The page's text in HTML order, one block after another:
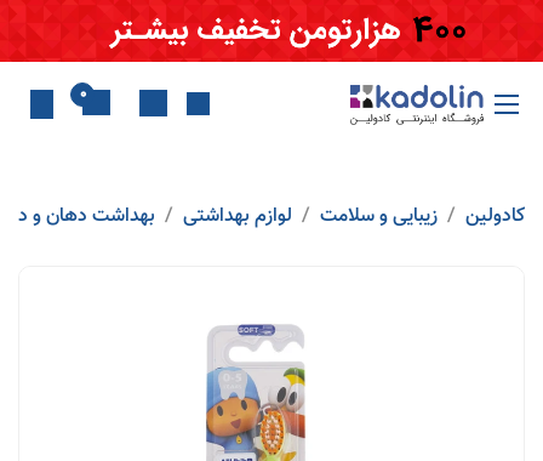
Skip to Content
0
کادولین زیبایی و سلامت لوازم بهداشتی بهداشت دهان و